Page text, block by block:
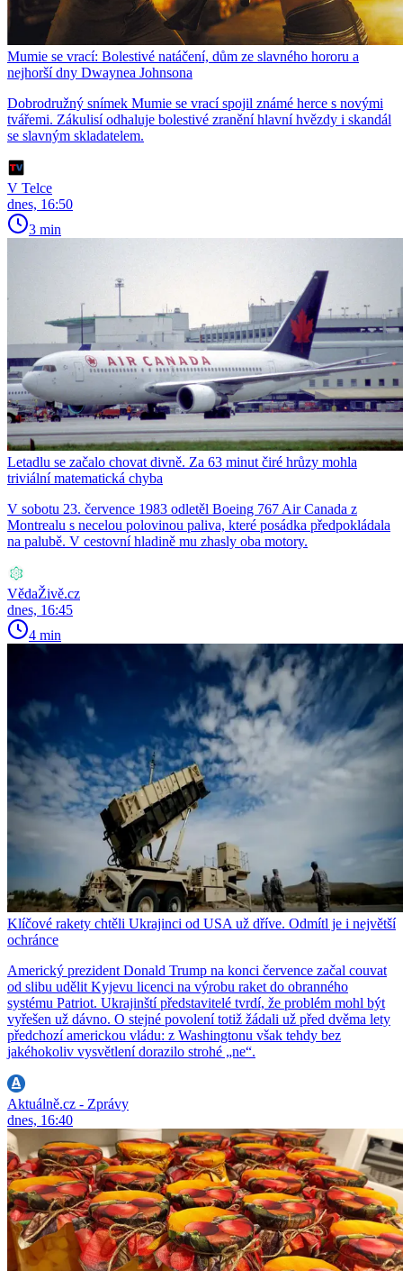
Mumie se vrací: Bolestivé natáčení, dům ze slavného hororu a
nejhorší dny Dwaynea Johnsona
Dobrodružný snímek Mumie se vrací spojil známé herce s novými
tvářemi. Zákulisí odhaluje bolestivé zranění hlavní hvězdy i skandál
se slavným skladatelem.
V Telce
dnes, 16:50
3 min
Letadlu se začalo chovat divně. Za 63 minut čiré hrůzy mohla
triviální matematická chyba
V sobotu 23. července 1983 odletěl Boeing 767 Air Canada z
Montrealu s necelou polovinou paliva, které posádka předpokládala
na palubě. V cestovní hladině mu zhasly oba motory.
VědaŽivě.cz
dnes, 16:45
4 min
Klíčové rakety chtěli Ukrajinci od USA už dříve. Odmítl je i největší
ochránce
Americký prezident Donald Trump na konci července začal couvat
od slibu udělit Kyjevu licenci na výrobu raket do obranného
systému Patriot. Ukrajinští představitelé tvrdí, že problém mohl být
vyřešen už dávno. O stejné povolení totiž žádali už před dvěma lety
předchozí americkou vládu: z Washingtonu však tehdy bez
jakéhokoliv vysvětlení dorazilo strohé „ne“.
Aktuálně.cz - Zprávy
dnes, 16:40